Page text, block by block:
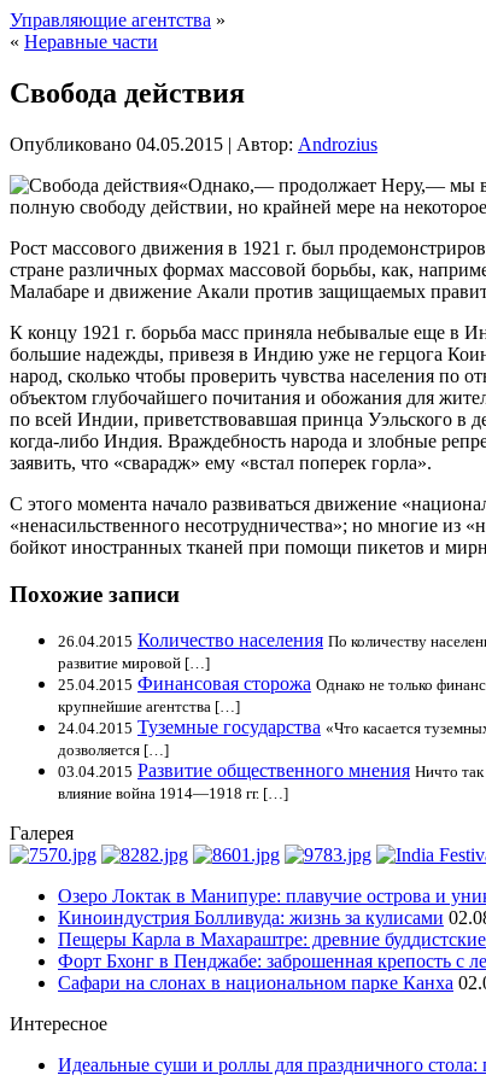
Управляющие агентства »
« Неравные части
Свобода действия
Опубликовано 04.05.2015 | Автор: Androzius
«Однако,— продолжает Неру,— мы
полную свободу действии, но крайней мере на
Рост массового движения в 1921 г. был
стране различных формах массовой борьбы, как,
Малабаре и движение Акали против защищаемых
К концу 1921 г. борьба масс приняла небывалые еще в
большие надежды, привезя в Индию уже не герцога
народ, сколько чтобы проверить чувства населения по
объектом глубочайшего почитания и обожания для
по всей Индии, приветствовавшая принца Уэльского в
когда-либо Индия. Враждебность народа и злобные
заявить, что «сварадж» ему «встал поперек горла».
С этого момента начало развиваться движение
«ненасильственного несотрудничества»; но многие
бойкот иностранных тканей при помощи пикетов и
Похожие записи
26.04.2015 Количество населения По количеству
развитие мировой […]
25.04.2015 Финансовая сторожа Однако не только
крупнейшие агентства […]
24.04.2015 Туземные государства «Что касается
дозволяется […]
03.04.2015 Развитие общественного мнения Ничто
влияние война 1914—1918 гг. […]
Галерея
Озеро Локтак в Манипуре: плавучие острова и
Киноиндустрия Болливуда: жизнь за кулисами
Пещеры Карла в Махараштре: древние
Форт Бхонг в Пенджабе: заброшенная крепость с
Сафари на слонах в национальном парке Канха
Интересное
Идеальные суши и роллы для праздничного стола: